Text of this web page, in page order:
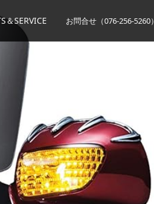
＆SERVICE お問合せ（076-256-5260）